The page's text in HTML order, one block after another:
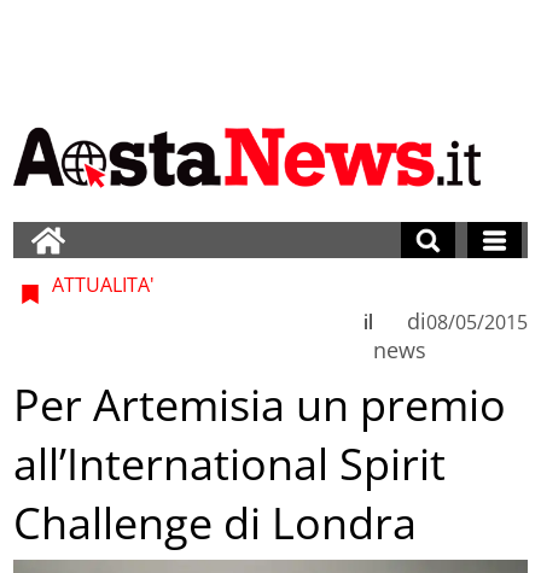
ATTUALITA'
di
news
il 08/05/2015
Per Artemisia un premio
all’International Spirit
Challenge di Londra